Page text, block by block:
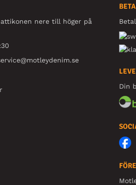
nere till höger på
Din